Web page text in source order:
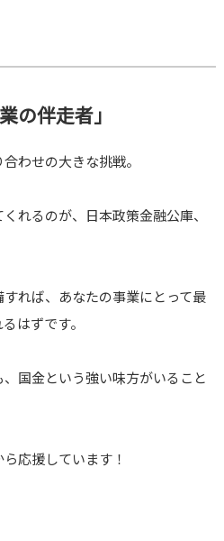
の伴走者」
わせの大きな挑戦。
れるのが、日本政策金融公庫、
れば、あなたの事業にとって最
はずです。
国金という強い味方がいること
応援しています！